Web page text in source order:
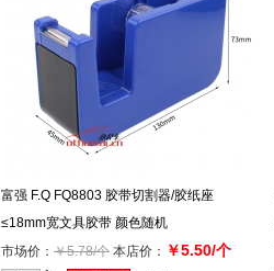
富强 F.Q FQ8803 胶带切割器/胶纸座
≤18mm宽文具胶带 颜色随机
市场价： ￥5.78/个 本店价： ￥5.50/个